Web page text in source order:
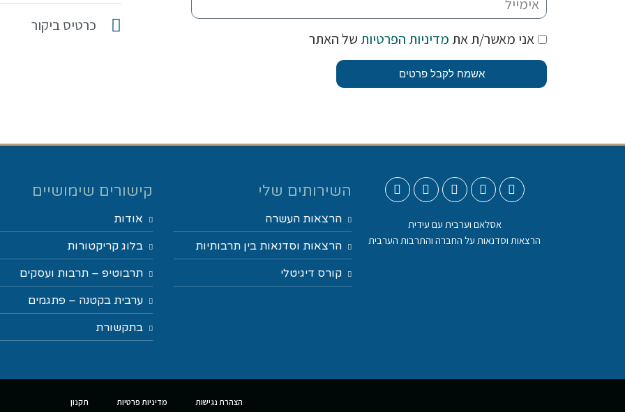
אני מאשר/ת את מדיניות הפרטיות של האתר
אשמח לקבל פרטים
כרטיס ביקור
אסלאם וערבית עם עידית
הרצאות וסדנאות על החברה והתרבות הערבית
השירותים שלי
הרצאות העשרה
הרצאות וסדנאות בין תרבותיות
קורס דיגיטלי
קישורים שימושיים
אודות
בלוג קריקטורות
תרבוטיפ – תרבות ועסקים
ערבית בקטנה – פתגמים
בתקשורת
הצהרת נגישות מדיניות פרטיות תקנון